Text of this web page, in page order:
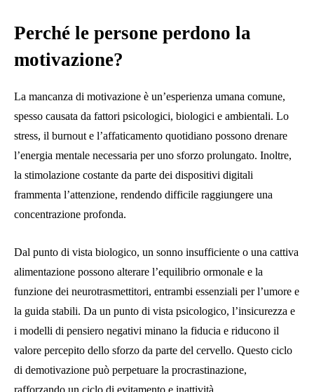
Perché le persone perdono la
motivazione?
La mancanza di motivazione è un’esperienza umana comune,
spesso causata da fattori psicologici, biologici e ambientali. Lo
stress, il burnout e l’affaticamento quotidiano possono drenare
l’energia mentale necessaria per uno sforzo prolungato. Inoltre,
la stimolazione costante da parte dei dispositivi digitali
frammenta l’attenzione, rendendo difficile raggiungere una
concentrazione profonda.
Dal punto di vista biologico, un sonno insufficiente o una cattiva
alimentazione possono alterare l’equilibrio ormonale e la
funzione dei neurotrasmettitori, entrambi essenziali per l’umore e
la guida stabili. Da un punto di vista psicologico, l’insicurezza e
i modelli di pensiero negativi minano la fiducia e riducono il
valore percepito dello sforzo da parte del cervello. Questo ciclo
di demotivazione può perpetuare la procrastinazione,
rafforzando un ciclo di evitamento e inattività.